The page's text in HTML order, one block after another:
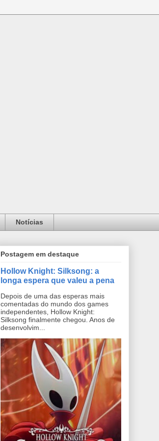
Notícias
Postagem em destaque
Hollow Knight: Silksong: a
longa espera que valeu a pena
Depois de uma das esperas mais
comentadas do mundo dos games
independentes, Hollow Knight:
Silksong finalmente chegou. Anos de
desenvolvim...